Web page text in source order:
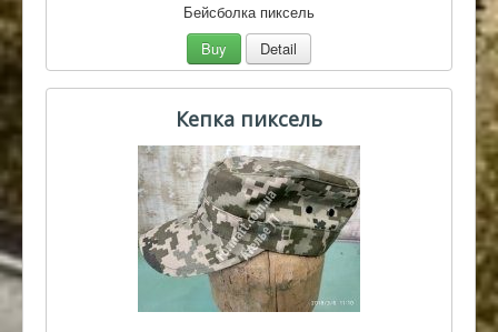
Бейсболка пиксель
Buy
Detail
Кепка пиксель